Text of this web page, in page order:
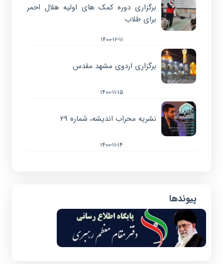
برگزاری دوره کمک های اولیه هلال احمر
برای طلاب
۱۴۰۰-۱۲-۱۱
برگزاری اردوی مشهد مقدس
۱۴۰۰-۱۱-۱۵
نشریه محراب اندیشه، شماره ۲۹
۱۴۰۰-۱۱-۱۴
پیوندها